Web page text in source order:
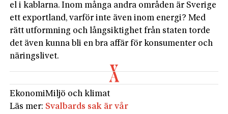
el i kablarna. Inom många andra områden är Sverige
ett exportland, varför inte även inom energi? Med
rätt utformning och långsiktighet från staten torde
det även kunna bli en bra affär för konsumenter och
näringslivet.
EkonomiMiljö och klimat
Läs mer: Svalbards sak är vår